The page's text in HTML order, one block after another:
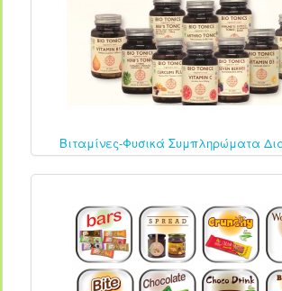
Βιταμίνες-Φυσικά Συμπληρώματα